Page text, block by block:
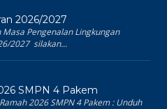
2026/2027
Pengenalan Lingkungan
2027 silakan...
SMPN 4 Pakem
2026 SMPN 4 Pakem : Unduh